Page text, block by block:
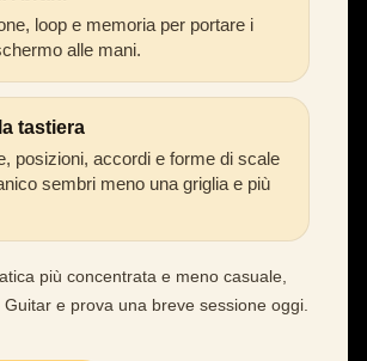
loop e memoria per portare i
alle mani.
tastiera
posizioni, accordi e forme di scale
sembri meno una griglia e più
più concentrata e meno casuale,
e prova una breve sessione oggi.